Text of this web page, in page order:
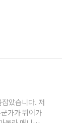
았습니다. 저
가가 뛰어가